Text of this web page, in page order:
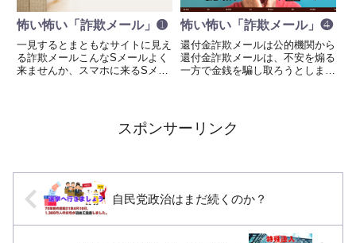
怖い怖い「詐欺メール」➊
一見するとまともなサイトに見え
る詐欺メールこんなSメールよく
来ませんか、スマホに来るSメー
行からこのようなSメールが来る
ことはありません。ではどのよ
怖い怖い「詐欺メール」❹
還付金詐欺メールは公的機関から
還付金詐欺メールは、不安を煽る
一方で金銭を騙し取ろうとしま
クしたり、個人情報や口座情報を
入力しないようにしましょう。
スポンサーリンク
自民党政治はまだ続くのか？